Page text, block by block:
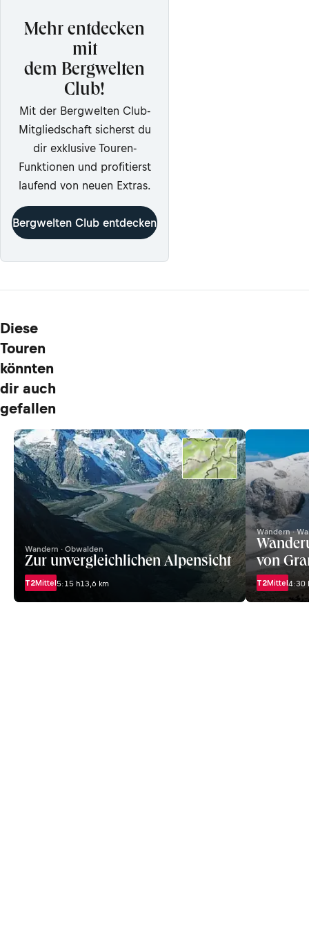
Mehr entdecken
mit
dem Bergwelten
Club!
Mit der Bergwelten Club-
Mitgliedschaft sicherst du
dir exklusive Touren-
Funktionen und profitierst
laufend von neuen Extras.
Bergwelten Club entdecken
Diese
Touren
könnten
dir auch
gefallen
Wandern · Obwalden
Zur unvergleichlichen Alpensicht
T2Mittel5:15 h13,6 km
Wandern ·
von
T2Mittel4:30